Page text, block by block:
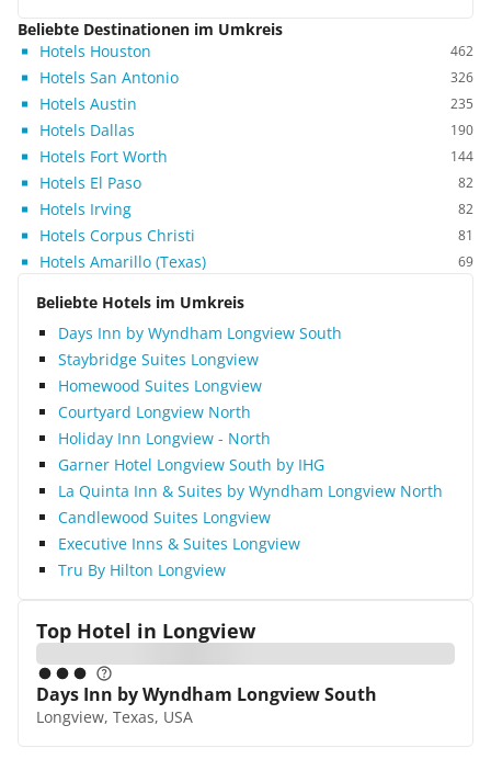
Beliebte Destinationen im Umkreis
Hotels Houston
462
Hotels San Antonio 326
Hotels Austin 235
Hotels Dallas 190
Hotels Fort Worth 144
Hotels El Paso 82
Hotels Irving 82
Hotels Corpus Christi 81
Hotels Amarillo (Texas) 69
Beliebte Hotels im Umkreis
Days Inn by Wyndham Longview South
Staybridge Suites Longview
Homewood Suites Longview
Courtyard Longview North
Holiday Inn Longview - North
Garner Hotel Longview South by IHG
La Quinta Inn & Suites by Wyndham Longview North
Candlewood Suites Longview
Executive Inns & Suites Longview
Tru By Hilton Longview
Top Hotel in Longview
Days Inn by Wyndham Longview South
Longview, Texas, USA